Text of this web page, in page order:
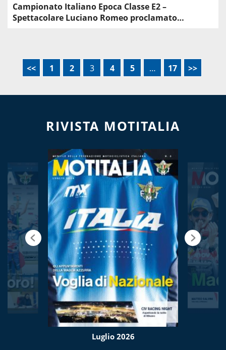
Campionato Italiano Epoca Classe E2 –
Spettacolare Luciano Romeo proclamato…
<< 1 2 3 4 5 … 17 >>
RIVISTA MOTITALIA
Luglio 2026